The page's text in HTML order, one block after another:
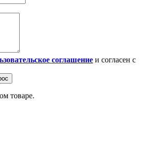
соглашение и согласен с
товаре.